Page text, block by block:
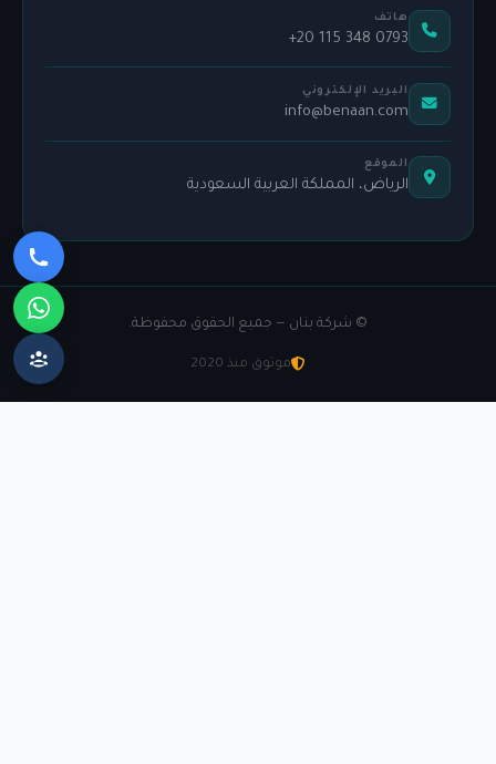
هاتف
+20 115 348 0793
البريد الإلكتروني
info@benaan.com
الموقع
الرياض، المملكة العربية السعودية
© شركة بنان — جميع الحقوق محفوظة.
موثوق منذ 2020